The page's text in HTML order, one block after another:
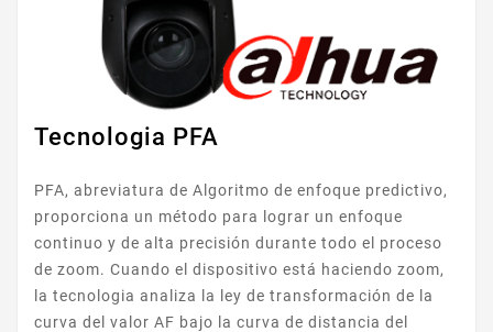
Tecnologia PFA
PFA, abreviatura de Algoritmo de enfoque predictivo,
proporciona un método para lograr un enfoque
continuo y de alta precisión durante todo el proceso
de zoom. Cuando el dispositivo está haciendo zoom,
la tecnologia analiza la ley de transformación de la
curva del valor AF bajo la curva de distancia del